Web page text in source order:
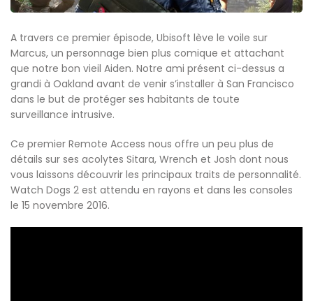
A travers ce premier épisode, Ubisoft lève le voile sur
Marcus, un personnage bien plus comique et attachant
que notre bon vieil Aiden. Notre ami présent ci-dessus a
grandi à Oakland avant de venir s’installer à San Francisco
dans le but de protéger ses habitants de toute
surveillance intrusive.
Ce premier Remote Access nous offre un peu plus de
détails sur ses acolytes Sitara, Wrench et Josh dont nous
vous laissons découvrir les principaux traits de personnalité.
Watch Dogs 2 est attendu en rayons et dans les consoles
le 15 novembre 2016.